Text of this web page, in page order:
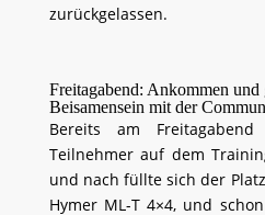
zurückgelassen.
Freitagabend: Ankommen und
Beisamensein mit der
Bereits am
Teilnehmer auf dem
und nach füllte sich der
Hymer ML-T 4×4, und